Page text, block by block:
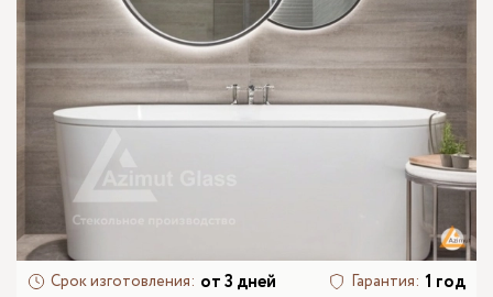
Срок изготовления: от 3 дней Гарантия: 1 год